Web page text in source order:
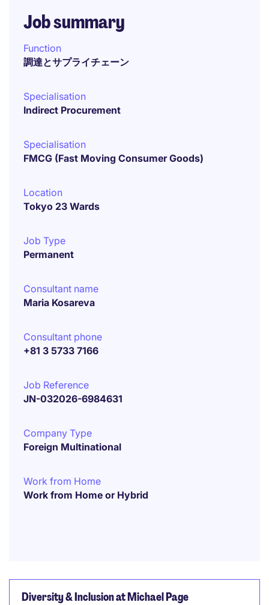
Job summary
Function
調達とサプライチェーン
Specialisation
Indirect Procurement
Specialisation
FMCG (Fast Moving Consumer Goods)
Location
Tokyo 23 Wards
Job Type
Permanent
Consultant name
Maria Kosareva
Consultant phone
+81 3 5733 7166
Job Reference
JN-032026-6984631
Company Type
Foreign Multinational
Work from Home
Work from Home or Hybrid
Diversity & Inclusion at Michael Page